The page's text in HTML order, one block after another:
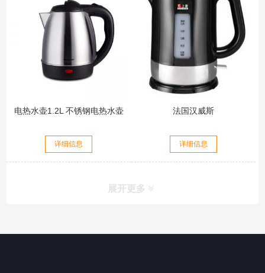
电热水壶1.2L 不锈钢电热水壶
详细信息
法国汉威斯
详细信息
展开更多